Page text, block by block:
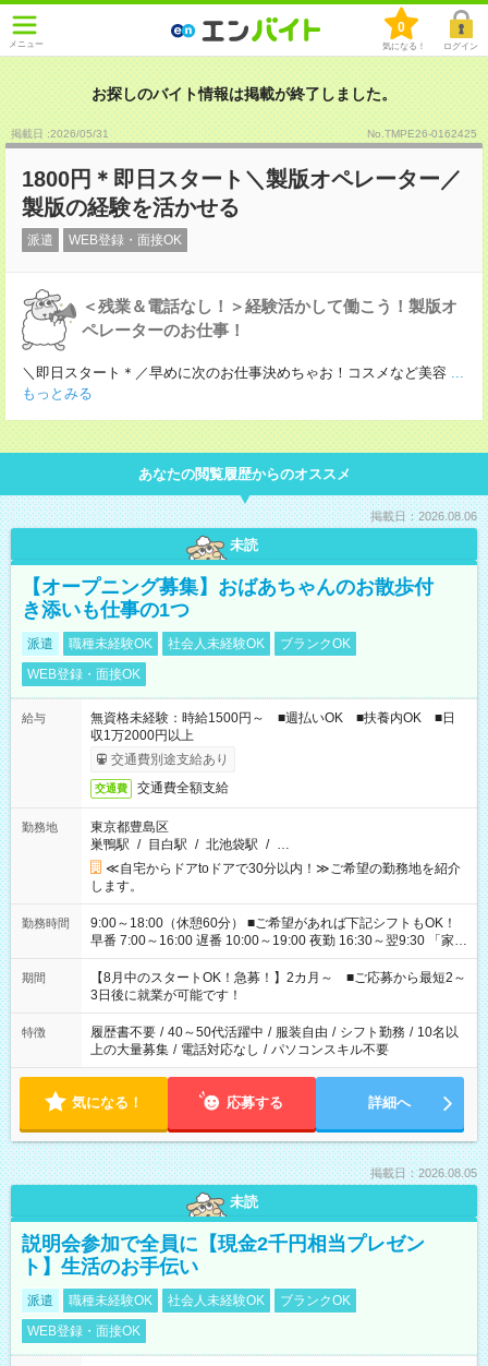
メニュー
0
気になる！ ログイン
お探しのバイト情報は掲載が終了しました。
掲載日 :2026/05/31 No.TMPE26-0162425
1800円＊即日スタート＼製版オペレーター／
製版の経験を活かせる
派遣 WEB登録・面接OK
＜残業＆電話なし！＞経験活かして働こう！製版オ
ペレーターのお仕事！
＼即日スタート＊／早めに次のお仕事決めちゃお！コスメなど美容 ...
もっとみる
あなたの閲覧履歴からのオススメ
掲載日：2026.08.06
未読
【オープニング募集】おばあちゃんのお散歩付
き添いも仕事の1つ
派遣 職種未経験OK 社会人未経験OK
ブランクOK
WEB登録・面接OK
給与
無資格未経験：時給1500円～ ■週払いOK ■扶養内OK ■日
収1万2000円以上
交通費別途支給あり
交通費 交通費全額支給
勤務地
東京都豊島区
巣鴨駅 / 目白駅 / 北池袋駅 / …
≪自宅からドアtoドアで30分以内！≫ご希望の勤務地を紹介
します。
勤務時間
9:00～18:00（休憩60分） ■ご希望があれば下記シフトもOK！
早番 7:00～16:00 遅番 10:00～19:00 夜勤 16:30～翌9:30 「家族
と休みを合わせたい」 「余裕を持って夕飯の準備がしたい」
「できれば残業はしたくない」 など、ご希望を教えてください
ね。 ※Wワーク希望の方へ 今ご覧のお仕事で希望する勤務時間
と、もう1つのお仕事の勤務時間。 合計で週40時間を超える場
合は応募できません。
期間
【8月中のスタートOK！急募！】2カ月～ ■ご応募から最短2～
3日後に就業が可能です！
特徴 履歴書不要 / 40～50代活躍中 / 服装自由 / シフト勤務 / 10名以
上の大量募集 / 電話対応なし / パソコンスキル不要
気になる！ 応募する 詳細へ
掲載日：2026.08.05
未読
説明会参加で全員に【現金2千円相当プレゼン
ト】生活のお手伝い
派遣 職種未経験OK 社会人未経験OK
ブランクOK
WEB登録・面接OK